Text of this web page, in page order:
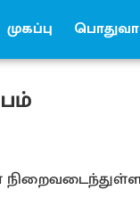
முகப்பு